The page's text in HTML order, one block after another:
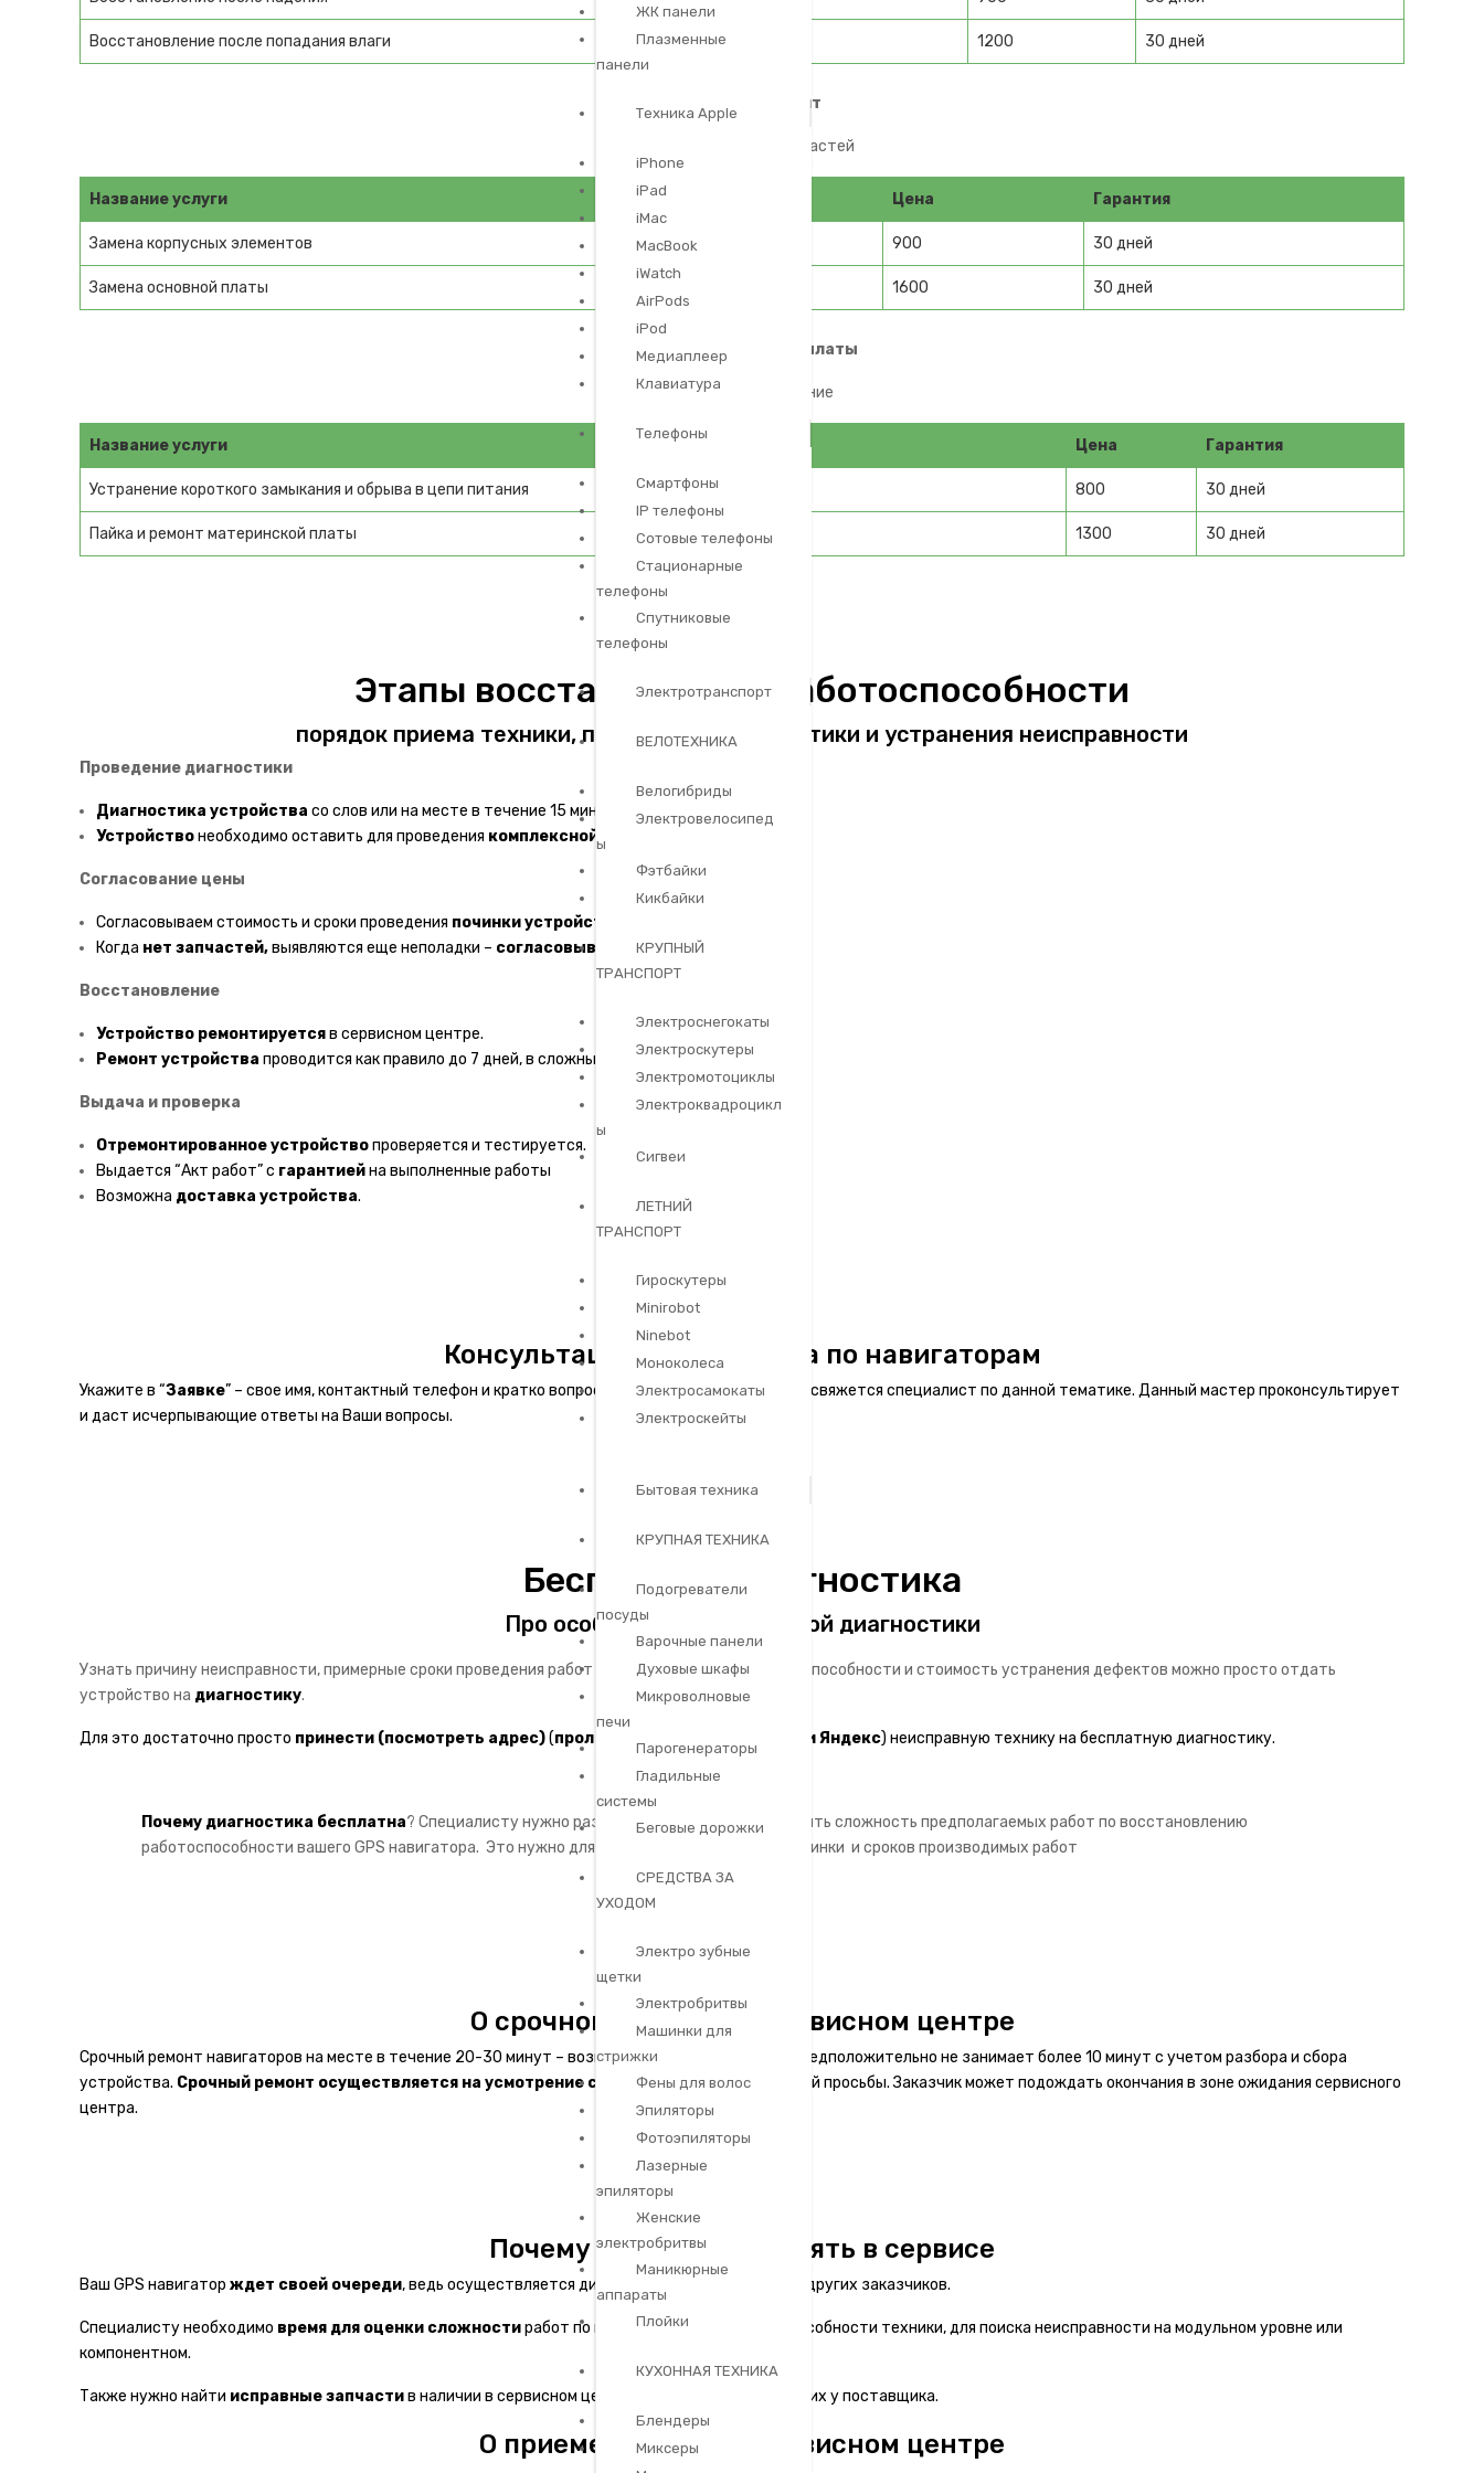
ЖК панели
Плазменные
панели
Техника Apple
iPhone
iPad
iMac
MacBook
iWatch
AirPods
iPod
Медиаплеер
Клавиатура
Телефоны
Смартфоны
IP телефоны
Сотовые телефоны
Стационарные
телефоны
Cпутниковые
телефоны
Электротранспорт
ВЕЛОТЕХНИКА
Велогибриды
Электровелосипед
ы
Фэтбайки
Кикбайки
КРУПНЫЙ
ТРАНСПОРТ
Электроснегокаты
Электроскутеры
Электромотоциклы
Электроквадроцикл
ы
Сигвеи
ЛЕТНИЙ
ТРАНСПОРТ
Гироскутеры
Minirobot
Ninebot
Моноколеса
Электросамокаты
Электроскейты
Бытовая техника
КРУПНАЯ ТЕХНИКА
Подогреватели
посуды
Варочные панели
Духовые шкафы
Микроволновые
печи
Парогенераторы
Гладильные
системы
Беговые дорожки
СРЕДСТВА ЗА
УХОДОМ
Электро зубные
щетки
Электробритвы
Машинки для
стрижки
Фены для волос
Эпиляторы
Фотоэпиляторы
Лазерные
эпиляторы
Женские
электробритвы
Маникюрные
аппараты
Плойки
КУХОННАЯ ТЕХНИКА
Блендеры
Миксеры
Восстановление после попадания влаги 1200 30 дней
Модульный ремонт
замена компонентов и частей
Название услуги Цена Гарантия
Замена корпусных элементов 900 30 дней
Замена основной платы 1600 30 дней
Ремонт материнской платы
пайка и восстановление
Название услуги Цена Гарантия
Устранение короткого замыкания и обрыва в цепи питания 800 30 дней
Пайка и ремонт материнской платы 1300 30 дней
Этапы восстановления работоспособности
порядок приема техники, проведения диагностики и устранения неисправности
Проведение диагностики
Диагностика устройства со слов или на месте в течение 15 мин.
Устройствонеобходимо оставить для проведения комплексной диагностики
Согласование цены
Согласовываем стоимость и сроки проведения починки устройства
Когда нет запчастей,выявляются еще неполадки – согласовываем
Восстановление
Устройство ремонтируетсяв сервисном центре.
Ремонт устройства проводится как правило до 7 дней, в сложных случаях до 25 дней.
Выдача и проверка
Отремонтированное устройствопроверяется и тестируется.
Выдается “Акт работ” с гарантиейна выполненные работы
Возможна доставка устройства.
Консультация специалиста по навигаторам
Укажите в “Заявке” – свое имя, контактный телефон и кратко вопрос. В течение 15 минут с Вами свяжется специалист по данной тематике. Данный мастер проконсультирует
и даст исчерпывающие ответы на Ваши вопросы.
Бесплатная диагностика
Про особенности бесплатной диагностики
Узнать причину неисправности, примерные сроки проведения работ по восстановлению работоспособности и стоимость устранения дефектов можно просто отдать
устройство на диагностику.
Для это достаточно просто принести (посмотреть адрес)(проложить маршрут илиЯндекс) неисправную технику на бесплатную диагностику.
Почему диагностика бесплатна? Специалисту нужно разобрать аппарат, что бы понять сложность предполагаемых работ по восстановлению
работоспособности вашего GPS навигатора. Это нужно для озвучивания стоимости починки и сроков производимых работ
О срочном ремонте в сервисном центре
Срочный ремонт навигаторов на месте в течение 20-30 минут – возможен. Если весь процесс предположительно не занимает более 10 минут с учетом разбора и сбора
устройства. Срочный ремонт осуществляется на усмотрение специалистас учетом Вашей просьбы. Заказчик может подождать окончания в зоне ожидания сервисного
центра.
Почему технику оставлять в сервисе
Ваш GPS навигатор ждет своей очереди, ведь осуществляется диагностика/ремонт техники других заказчиков.
Специалисту необходимо время для оценки сложностиработ по восстановлению работоспособности техники, для поиска неисправности на модульном уровне или
компонентном.
Также нужно найти исправные запчастив наличии в сервисном центре или уточнить наличие их у поставщика.
О приеме техники в сервисном центре